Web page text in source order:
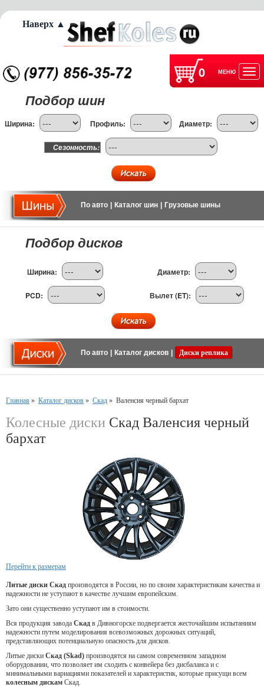
0 МЕНЮ
Подбор шин
Ширина: Профиль: Диаметр:
Сезонность:
По авто Каталог шин Грузовые шины
Подбор дисков
Ширина: Диаметр:
PCD: Вылет (ET):
По авто Каталог дисков Диски реплика
Главная » Каталог дисков » Скад » Валенсия черный бархат
Колесные диски Скад Валенсия черный
бархат
Перейти к размерам
Литые диски Скад производятся в России, но по своим характеристикам качества и
надежности не уступают в качестве лучшим европейским.
Зато они существенно уступают им в стоимости.
Вся продукция завода Скад в Дивногорске подвергается жесточайшим испытаниям
надежности путем моделирования всевозможных дорожных ситуаций,
представляющих потенциальную опасность для дисков.
Литые диски Скад (Skad) производятся на самом современном западном
оборудовании, что позволяет им сходить с конвейера без дисбаланса и с
минимальными вариациями показателей и характеристик, которые присущи всем
колесным дискам Скад.
Наверх ▲